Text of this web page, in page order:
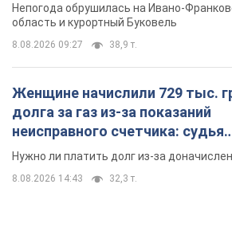
Непогода обрушилась на Ивано-
область и курортный Буковель
8.08.2026 09:27 38,9 т.
Женщине начислили 729 тыс.
долга за газ из-за показаний
неисправного счетчика: судья
вынес неожиданное решение
Нужно ли платить долг из-за
8.08.2026 14:43 32,3 т.